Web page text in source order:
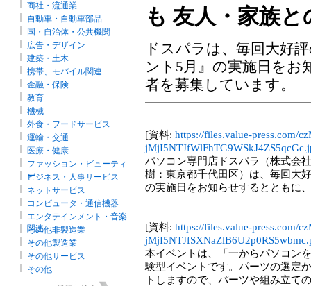
商社・流通業
自動車・自動車部品
国・自治体・公共機関
広告・デザイン
建築・土木
携帯、モバイル関連
金融・保険
教育
機械
外食・フードサービス
運輸・交通
医療・健康
ファッション・ビューティ
ー
ビジネス・人事サービス
ネットサービス
コンピュータ・通信機器
エンタテインメント・音楽
関連
その他非製造業
その他製造業
その他サービス
その他
も 友人・家族
ドスパラは、毎回大好
ント5月』の実施日をお
者を募集しています。
[資料: https://files.value-press.com/
パソコン専門店ドスパラ（株式
樹：東京都千代田区）は、毎回大
の実施日をお知らせするとともに
[資料: https://files.value-press.com/
本イベントは、「一からパソコン
験型イベントです。パーツの選定
トしますので、パーツや組み立て